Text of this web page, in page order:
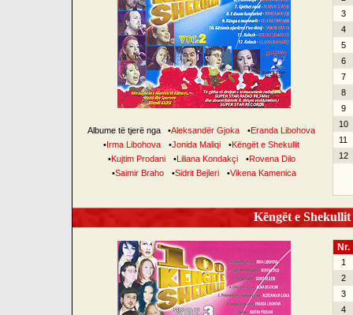
Albume të tjerë nga •Aleksandër Gjoka •Eranda Libohova
•Irma Libohova •Jonida Maliqi •Këngët e Shekullit
•Kujtim Prodani •Liliana Kondakçi •Rovena Dilo
•Saimir Braho •Sidrit Bejleri •Vikena Kamenica
3
4
5
6
7
8
9
10
11
12
Këngët e
Nr.
1
2
3
4